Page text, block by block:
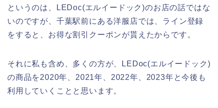
というのは、LEDoc(エルイードック)のお店の話ではな
いのですが、千葉駅前にある洋服店では、ライン登録
をすると、お得な割引クーポンが貰えたからです。
それに私も含め、多くの方が、LEDoc(エルイードック)
の商品を2020年、2021年、2022年、2023年と今後も
利用していくことと思います。